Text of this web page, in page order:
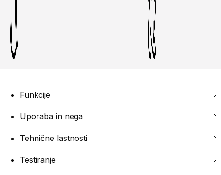
Funkcije
Uporaba in nega
Tehnične lastnosti
Testiranje